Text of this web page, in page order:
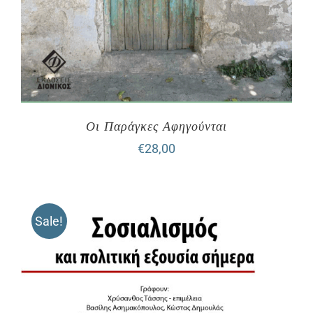
Οι Παράγκες Αφηγούνται
€28,00
Sale!